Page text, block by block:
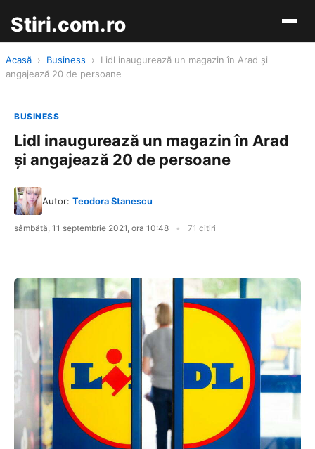
Stiri.com.ro
Acasă › Business ›
Lidl inaugurează un magazin în Arad și
angajează 20 de persoane
BUSINESS
Lidl inaugurează un magazin în Arad
și angajează 20 de persoane
Autor: Teodora Stanescu
sâmbătă, 11 septembrie 2021, ora 10:48 71 citiri